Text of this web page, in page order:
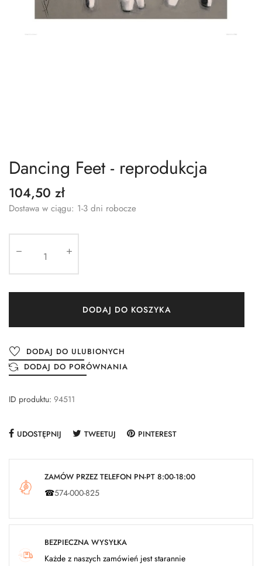
Dancing Feet - reprodukcja
104,50 zł
Dostawa w ciągu: 1-3 dni robocze
DODAJ DO KOSZYKA
DODAJ DO ULUBIONYCH
DODAJ DO PORÓWNANIA
ID produktu: 94511
UDOSTĘPNIJ TWEETUJ PINTEREST
ZAMÓW PRZEZ TELEFON PN-PT 8:00-18:00
☎574-000-825
BEZPIECZNA WYSYŁKA
Każde z naszych zamówień jest starannie